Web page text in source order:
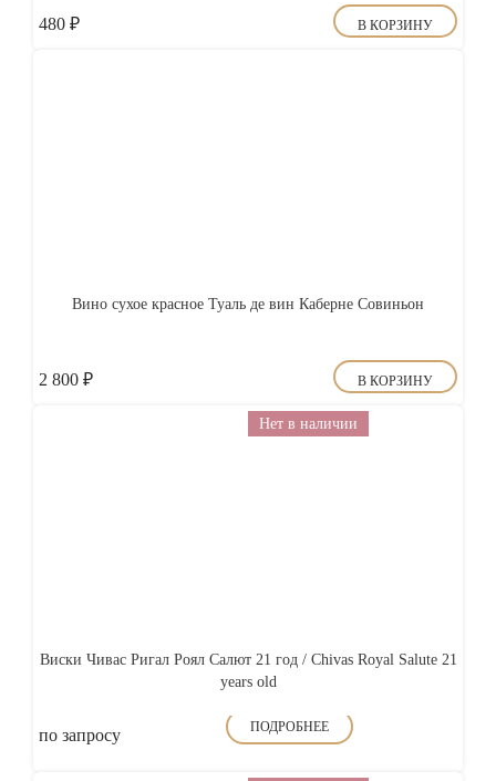
480 ₽ В КОРЗИНУ
Вино сухое красное Туаль де вин Каберне Совиньон
2 800 ₽ В КОРЗИНУ
Нет в наличии
Виски Чивас Ригал Роял Салют 21 год / Chivas Royal Salute 21
years old
по запросу ПОДРОБНЕЕ